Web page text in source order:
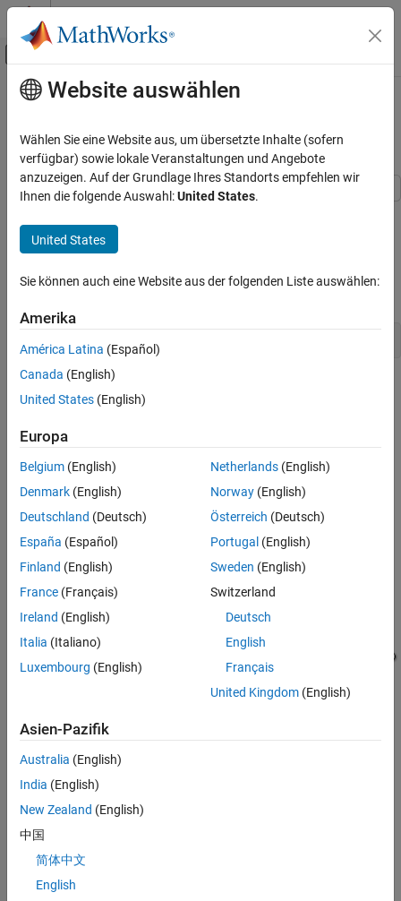
Weiter zum Inhalt
Umschaltung für Off-Canvas-
Startseite der Dokumentation
Simulink PLC Coder
Code Generation
Distributed Model Code Generation
PLC_RemoveSSStep for Distributed Code
Generation
ON THIS PAGE
Configure Model Components for Distributed
Mark Externally Defined Variables
Code Generation
Generate Code for the Subsystem
See Also
Hauptinhalt
PLC_RemoveSSStep for Distributed
Code Generation
model.
Website auswählen
Wählen Sie eine Website aus, um übersetzte Inhalte (sofern
verfügbar) sowie lokale Veranstaltungen und Angebote
anzuzeigen. Auf der Grundlage Ihres Standorts empfehlen wir
Ihnen die folgende Auswahl:United States.
United States
Sie können auch eine Website aus der folgenden Liste auswählen:
Amerika
América Latina (Español)
Canada (English)
United States (English)
Europa
Belgium (English)
Denmark (English)
Deutschland (Deutsch)
España (Español)
Finland (English)
France (Français)
Ireland (English)
Italia (Italiano)
Luxembourg (English)
Netherlands(English)
Norway(English)
Österreich (Deutsch)
Portugal (English)
Sweden (English)
Switzerland
Deutsch
English
Français
United Kingdom(English)
Asien-Pazifik
Australia (English)
India (English)
New Zealand (English)
中国
简体中文
English